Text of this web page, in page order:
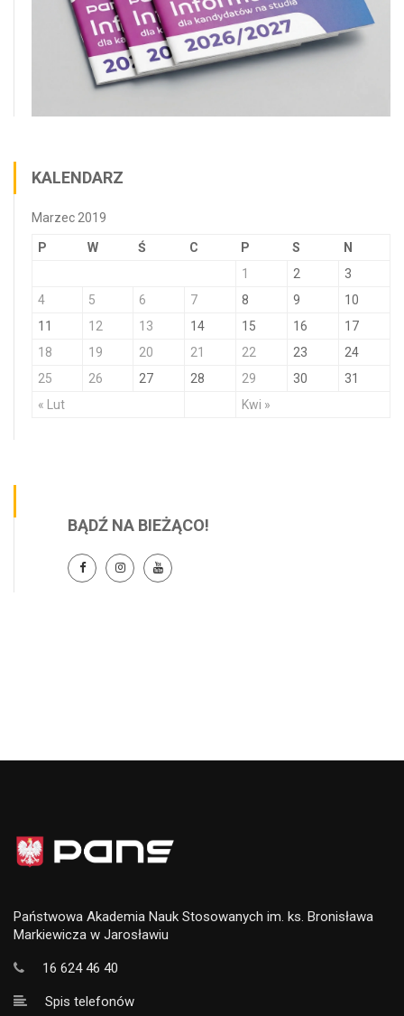
KALENDARZ
Marzec 2019
P W Ś C P S N
« Lut Kwi »
1 2
3
4
5 6 7 8 9
10
11
12 13 14 15 16
17
18
19 20 21 22 23
24
25
26 27 28 29 30 31
BĄDŹ NA BIEŻĄCO!
Państwowa Akademia Nauk Stosowanych im. ks. Bronisława
Markiewicza w Jarosławiu
16 624 46 40
Spis telefonów